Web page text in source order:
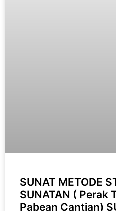
SUNAT METODE
SUNATAN ( Perak
Pabean Cantian)